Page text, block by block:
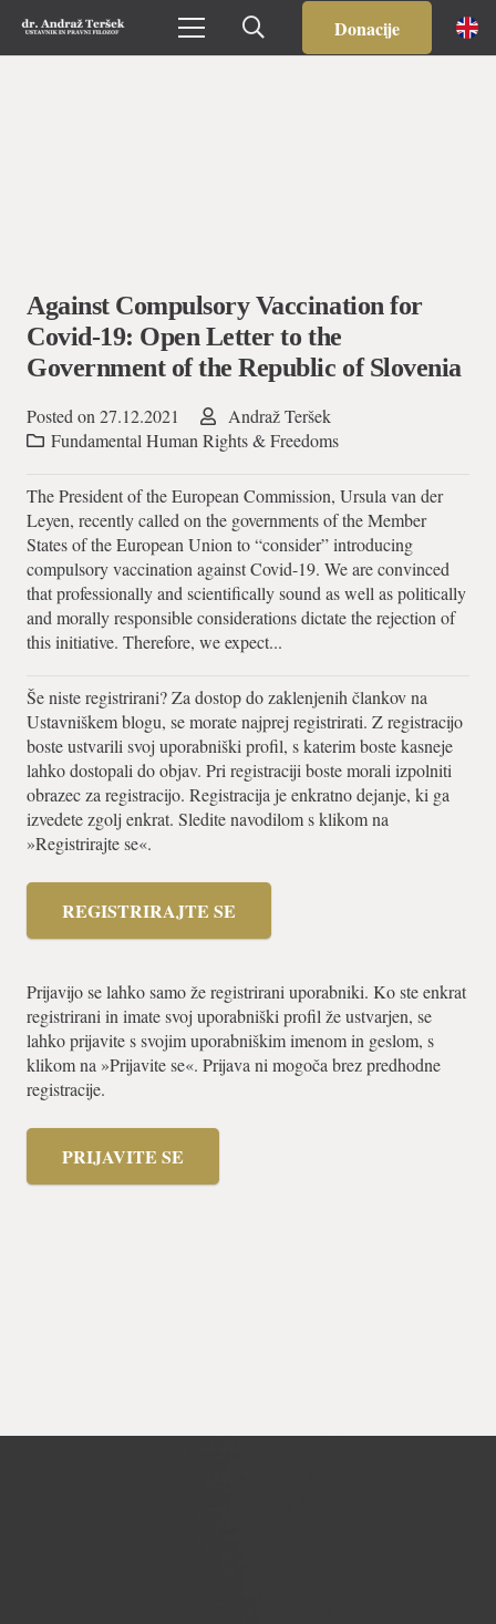
Donacije
Against Compulsory Vaccination for
Covid-19: Open Letter to the
Government of the Republic of Slovenia
Posted on27.12.2021
Andraž Teršek
Fundamental Human Rights & Freedoms
The President of the European Commission, Ursula van der
Leyen, recently called on the governments of the Member
States of the European Union to “consider” introducing
compulsory vaccination against Covid-19. We are convinced
that professionally and scientifically sound as well as politically
and morally responsible considerations dictate the rejection of
this initiative. Therefore, we expect...
Še niste registrirani? Za dostop do zaklenjenih člankov na
Ustavniškem blogu, se morate najprej registrirati. Z registracijo
boste ustvarili svoj uporabniški profil, s katerim boste kasneje
lahko dostopali do objav. Pri registraciji boste morali izpolniti
obrazec za registracijo. Registracija je enkratno dejanje, ki ga
izvedete zgolj enkrat. Sledite navodilom s klikom na
»Registrirajte se«.
REGISTRIRAJTE SE
Prijavijo se lahko samo že registrirani uporabniki. Ko ste enkrat
registrirani in imate svoj uporabniški profil že ustvarjen, se
lahko prijavite s svojim uporabniškim imenom in geslom, s
klikom na »Prijavite se«. Prijava ni mogoča brez predhodne
registracije.
PRIJAVITE SE